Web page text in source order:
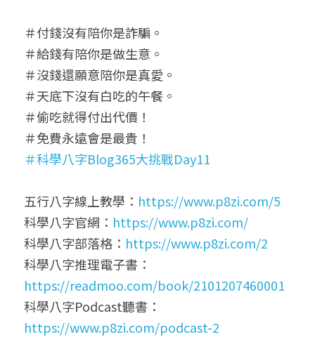
＃付錢沒有陪你是詐騙。
＃給錢有陪你是做生意。
＃沒錢還願意陪你是真愛。
＃天底下沒有白吃的午餐。
＃偷吃就得付出代價！
＃免費永遠會是最貴！
＃科學八字Blog365大挑戰Day11
五行八字線上教學： https://www.p8zi.com/5
科學八字官網： https://www.p8zi.com/
科學八字部落格： https://www.p8zi.com/2
科學八字推理電子書：
https://readmoo.com/book/2101207460001
科學八字Podcast聽書：
https://www.p8zi.com/podcast-2